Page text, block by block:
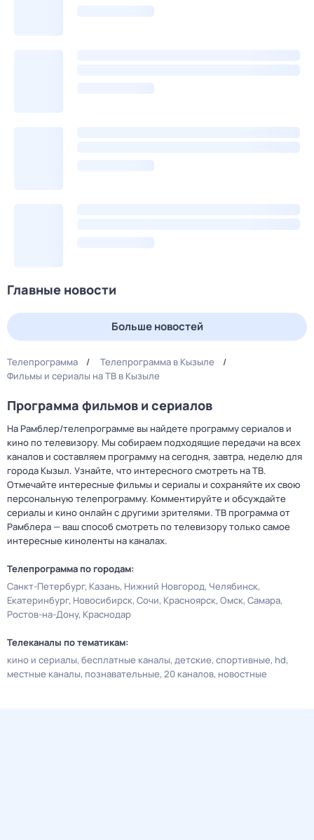
Главные новости
Больше новостей
Телепрограмма
Телепрограмма в Кызыле
Фильмы и сериалы на ТВ в Кызыле
Программа фильмов и сериалов
На Рамблер/телепрограмме вы найдете программу сериалов и
кино по телевизору. Мы собираем подходящие передачи на всех
каналов и составляем программу на сегодня, завтра, неделю для
города Кызыл. Узнайте, что интересного смотреть на ТВ.
Отмечайте интересные фильмы и сериалы и сохраняйте их свою
персональную телепрограмму. Комментируйте и обсуждайте
сериалы и кино онлайн с другими зрителями. ТВ программа от
Рамблера — ваш способ смотреть по телевизору только самое
интересные киноленты на каналах.
Телепрограмма по городам:
Санкт-Петербург Казань Нижний Новгород Челябинск
Екатеринбург Новосибирск Сочи Красноярск Омск Самара
Ростов-на-Дону Краснодар
Телеканалы по тематикам:
кино и сериалы бесплатные каналы детские спортивные hd
местные каналы познавательные 20 каналов новостные